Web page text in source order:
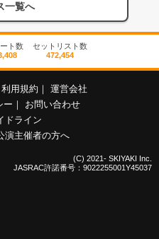
一覧へ
ト数
セットリスト数
472,454
利用規約 ｜ 運営会社
ー ｜
お問い合わせ
ドライン
演主催者の方へ
(C) 2021- SKIYAKI Inc.
JASRAC許諾番号：9022255001Y45037